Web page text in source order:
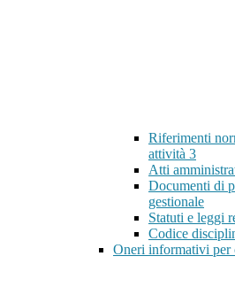
Riferimenti
attività 3
Atti
Documenti di
gestionale
Statuti e leggi
Codice
Oneri informativi per